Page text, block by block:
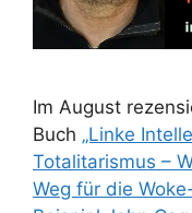
Im August
Buch „Linke
Totalitarismus –
Weg für die